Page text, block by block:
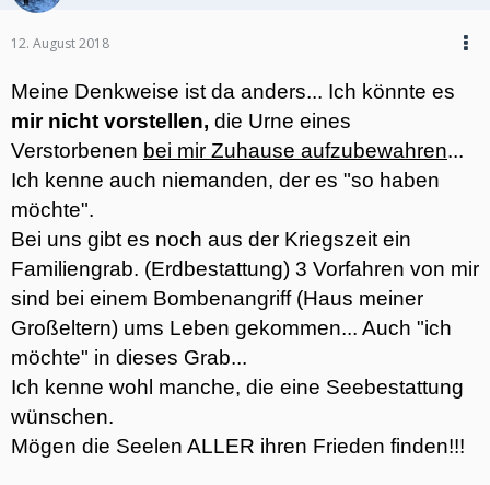
12. August 2018
Meine Denkweise ist da anders... Ich könnte es
mir nicht vorstellen, die Urne eines
Verstorbenen bei mir Zuhause aufzubewahren...
Ich kenne auch niemanden, der es "so haben
möchte".
Bei uns gibt es noch aus der Kriegszeit ein
Familiengrab. (Erdbestattung) 3 Vorfahren von mir
sind bei einem Bombenangriff (Haus meiner
Großeltern) ums Leben gekommen... Auch "ich
möchte" in dieses Grab...
Ich kenne wohl manche, die eine Seebestattung
wünschen.
Mögen die Seelen ALLER ihren Frieden finden!!!